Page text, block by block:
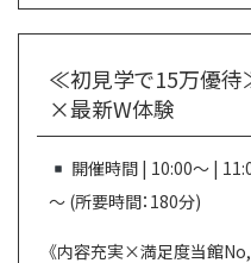
≪初見学で15万優
×最新W体験
開催時間 | 10:00～ |
～ (所要時間：180分)
《内容充実×満足度当館
0120-887-390
ブライダルフェア
ウエディ